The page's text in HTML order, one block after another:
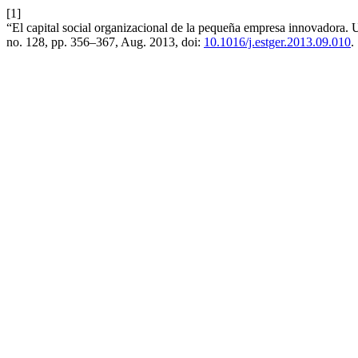
[1]
“El capital social organizacional de la pequeña empresa
no. 128, pp. 356–367, Aug. 2013, doi: 10.1016/j.estger.2013.09.010.